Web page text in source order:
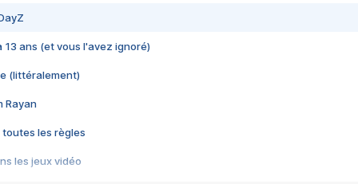
13 ans (et vous l'avez ignoré)
(littéralement)
Rayan
toutes les règles
les jeux vidéo